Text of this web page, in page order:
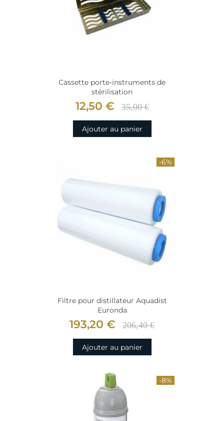
Cassette porte-instruments de
stérilisation
12,50 € 35,00 €
Ajouter au panier
-6%
Filtre pour distillateur Aquadist
Euronda
193,20 € 206,40 €
Ajouter au panier
-8%